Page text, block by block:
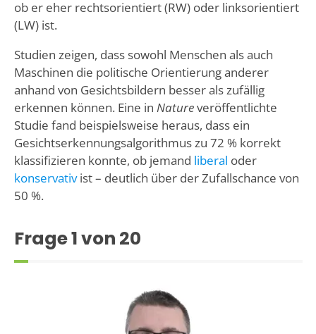
ob er eher rechtsorientiert (RW) oder linksorientiert
(LW) ist.
Studien zeigen, dass sowohl Menschen als auch
Maschinen die politische Orientierung anderer
anhand von Gesichtsbildern besser als zufällig
erkennen können. Eine in Natureveröffentlichte
Studie fand beispielsweise heraus, dass ein
Gesichtserkennungsalgorithmus zu 72 % korrekt
klassifizieren konnte, ob jemand liberal oder
konservativist – deutlich über der Zufallschance von
50 %.
Frage1von 20